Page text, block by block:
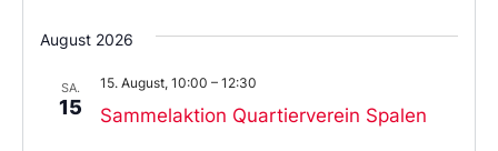
Sie
das
aus.
August 2026
SA.
15 Sammelaktion Quartierverein Spalen
15. August, 10:00 – 12:30